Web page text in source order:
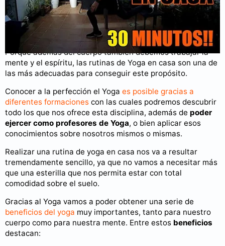
Puedes consultar más videos en nuestrocanal de YouTube.
Rutina de Yoga en casa
Porque además del cuerpo también debemos trabajar la
mente y el espíritu, las rutinas de Yoga en casa son una de
las más adecuadas para conseguir este propósito.
Conocer a la perfección el Yoga es posible gracias a
diferentes formaciones con las cuales podremos descubrir
todo los que nos ofrece esta disciplina, además de poder
ejercer como profesores de Yoga, o bien aplicar esos
conocimientos sobre nosotros mismos o mismas.
Realizar una rutina de yoga en casa nos va a resultar
tremendamente sencillo, ya que no vamos a necesitar más
que una esterilla que nos permita estar con total
comodidad sobre el suelo.
Gracias al Yoga vamos a poder obtener una serie de
beneficios del yoga muy importantes, tanto para nuestro
cuerpo como para nuestra mente. Entre estos beneficios
destacan: